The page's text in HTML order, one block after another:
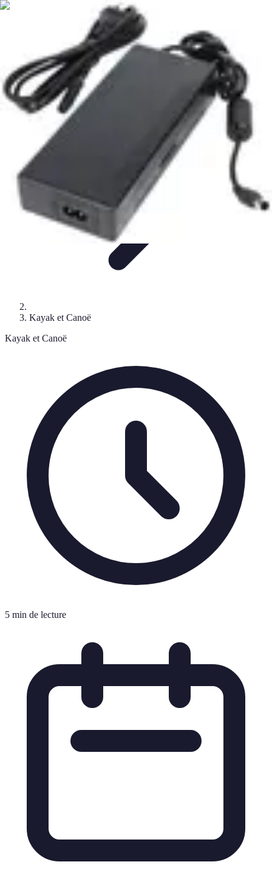
Sport Aventure PMR
Sports d'HiverÀ découvrir
Activités Sportives
Sport Aventure PMR
Kayak et Canoë
Kayak et Canoë
5 min de lecture